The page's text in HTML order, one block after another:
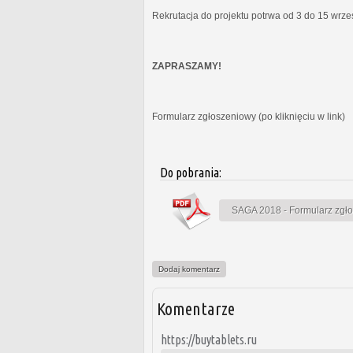
Rekrutacja do projektu potrwa od 3 do 15
ZAPRASZAMY!
Formularz zgłoszeniowy (po kliknięciu w link)
Do pobrania:
SAGA 2018 - Formularz
Dodaj komentarz
Komentarze
https://buytablets.ru